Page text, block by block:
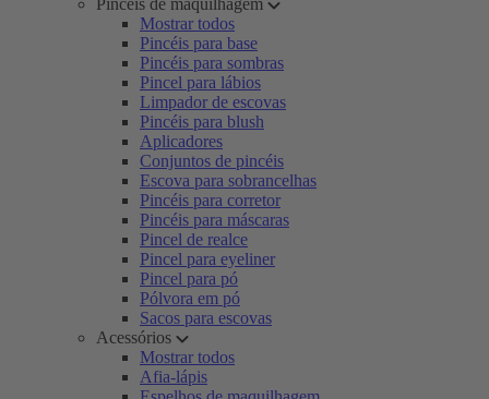
Pincéis de maquilhagem
Mostrar todos
Pincéis para base
Pincéis para sombras
Pincel para lábios
Limpador de escovas
Pincéis para blush
Aplicadores
Conjuntos de pincéis
Escova para sobrancelhas
Pincéis para corretor
Pincéis para máscaras
Pincel de realce
Pincel para eyeliner
Pincel para pó
Pólvora em pó
Sacos para escovas
Acessórios
Mostrar todos
Afia-lápis